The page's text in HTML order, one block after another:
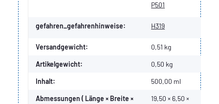
P501
gefahren_gefahrenhinweise: H319
Versandgewicht: 0,51 kg
Artikelgewicht: 0,50 kg
Inhalt: 500,00 ml
Abmessungen ( Länge × Breite ×
19,50 × 6,50 ×